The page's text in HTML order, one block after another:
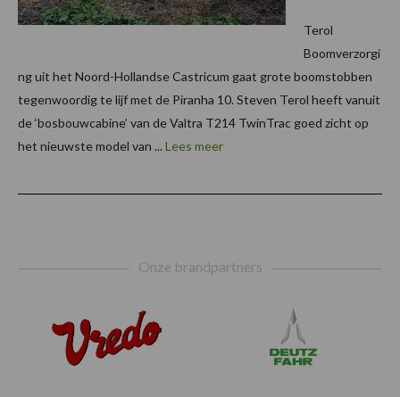
Terol
Boomverzorgi
ng uit het Noord-Hollandse Castricum gaat grote boomstobben
tegenwoordig te lijf met de Piranha 10. Steven Terol heeft vanuit
de ‘bosbouwcabine’ van de Valtra T214 TwinTrac goed zicht op
het nieuwste model van ... Lees meer
Onze brandpartners